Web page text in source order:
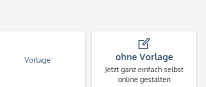
ohne Vorlage
Jetzt ganz einfach selbst
online gestalten